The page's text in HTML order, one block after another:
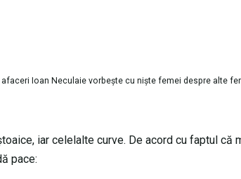
Ioan Neculaie vorbeşte cu nişte femei despre alte
iar celelalte curve. De acord cu faptul că
pace: